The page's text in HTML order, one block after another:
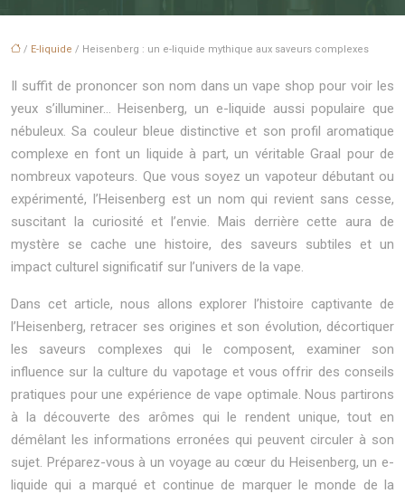
/ E-liquide / Heisenberg : un e-liquide mythique aux saveurs complexes
Il suffit de prononcer son nom dans un vape shop pour voir les
yeux s’illuminer… Heisenberg, un e-liquide aussi populaire que
nébuleux. Sa couleur bleue distinctive et son profil aromatique
complexe en font un liquide à part, un véritable Graal pour de
nombreux vapoteurs. Que vous soyez un vapoteur débutant ou
expérimenté, l’Heisenberg est un nom qui revient sans cesse,
suscitant la curiosité et l’envie. Mais derrière cette aura de
mystère se cache une histoire, des saveurs subtiles et un
impact culturel significatif sur l’univers de la vape.
Dans cet article, nous allons explorer l’histoire captivante de
l’Heisenberg, retracer ses origines et son évolution, décortiquer
les saveurs complexes qui le composent, examiner son
influence sur la culture du vapotage et vous offrir des conseils
pratiques pour une expérience de vape optimale. Nous partirons
à la découverte des arômes qui le rendent unique, tout en
démêlant les informations erronées qui peuvent circuler à son
sujet. Préparez-vous à un voyage au cœur du Heisenberg, un e-
liquide qui a marqué et continue de marquer le monde de la